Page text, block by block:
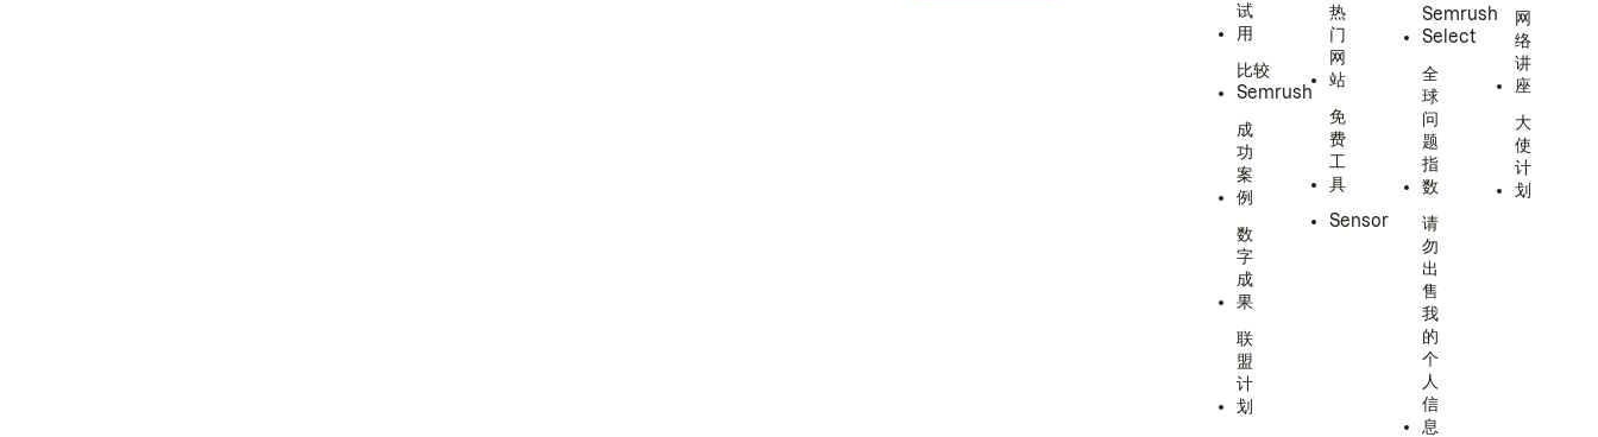
试
用
比较
Semrush
成
功
案
例
数
字
成
果
联
盟
计
划
热
门
网
站
免
费
工
具
Sensor
Semrush
Select
全
球
问
题
指
数
请
勿
出
售
我
的
个
人
信
息
网
络
讲
座
大
使
计
划